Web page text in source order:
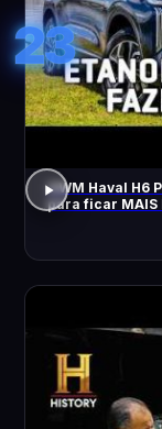
23
GWM Haval H6
para ficar MAIS